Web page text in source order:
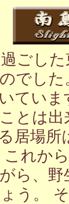
ごし
でし
てい
とは
居場
れか
ら、
う。